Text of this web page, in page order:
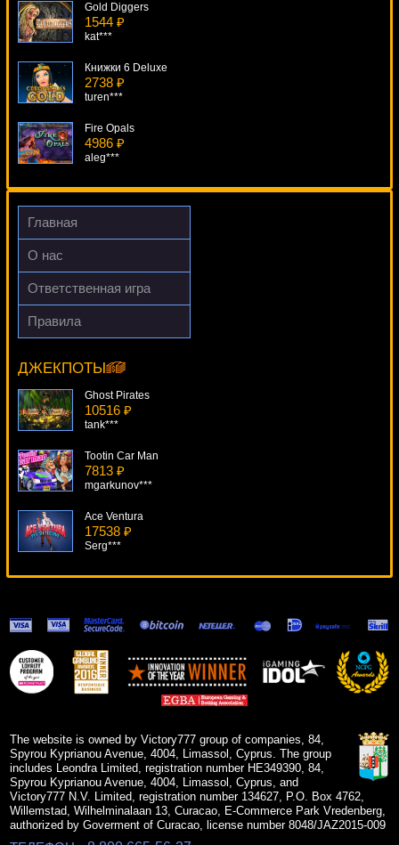
Gold Diggers
1544 ₽
kat***
Книжки 6 Deluxe
2738 ₽
turen***
Fire Opals
4986 ₽
aleg***
Tycoons
978 ₽
Gamer***
Главная
О нас
Ответственная игра
Правила
ДЖЕКПОТЫ
Heroes 3
Egoistik***
Ghost Pirates
10516 ₽
tank***
Tootin Car Man
7813 ₽
mgarkunov***
Ace Ventura
17538 ₽
Serg***
Double Diamond
7631 ₽
kat***
Treasures Of Tombs
The website is owned by Victory777 group of companies, 84,
Spyrou Kyprianou Avenue, 4004, Limassol, Cyprus. The group
includes Leondra Limited, registration number HE349390, 84,
Spyrou Kyprianou Avenue, 4004, Limassol, Cyprus, and
Victory777 N.V. Limited, registration number 134627, P.O. Box 4762,
Willemstad, Wilhelminalaan 13, Curacao, E-Commerce Park Vredenberg,
authorized by Goverment of Curacao, license number 8048/JAZ2015-009